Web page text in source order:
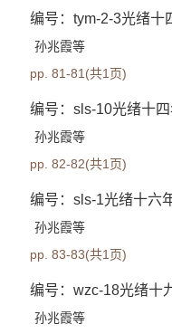
编号：tym-2-3光绪十
孙兆霞等
pp. 81-81(共1页)
编号：sls-10光绪十
孙兆霞等
pp. 82-82(共1页)
编号：sls-1光绪十六
孙兆霞等
pp. 83-83(共1页)
编号：wzc-18光绪十
孙兆霞等